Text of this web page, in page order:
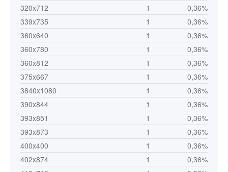
320x712
1
0,36%
339x735
1
0,36%
360x640
1
0,36%
360x780
1
0,36%
360x812
1
0,36%
375x667
1
0,36%
3840x1080
1
0,36%
390x844
1
0,36%
393x851
1
0,36%
393x873
1
0,36%
400x400
1
0,36%
402x874
1
0,36%